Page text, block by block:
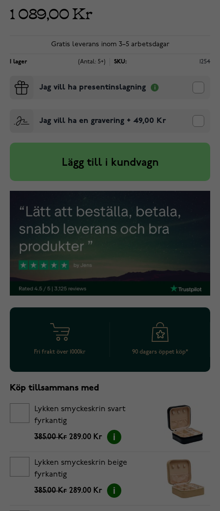
1 089,00 Kr
Gratis leverans inom 3–5 arbetsdagar
I lager (Antal: 5+) SKU: 1254
Jag vill ha presentinslagning
Jag vill ha en gravering + 49,00 Kr
Lägg till i kundvagn
Fri frakt över 1000kr 90 dagars öppet köp*
Köp tillsammans med
Lykken smyckeskrin svart
fyrkantig
385.00 Kr 289.00 Kr
Lykken smyckeskrin beige
fyrkantig
385.00 Kr 289.00 Kr